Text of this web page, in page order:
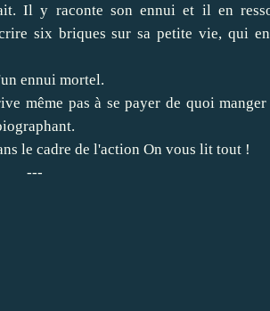
Il y raconte son ennui et il en
six briques sur sa petite vie, qui en
ennui mortel.
même pas à se payer de quoi
le cadre de l'action On vous lit tout !
---